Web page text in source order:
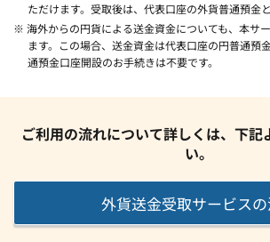
ただけます。受取後は、代表口座の外貨普通預金
※ 海外からの円貨による送金資金についても、本サ
ます。この場合、送金資金は代表口座の円普通預
通預金口座開設のお手続きは不要です。
ご利用の流れについて詳しくは、下記
い。
外貨送金受取サービス